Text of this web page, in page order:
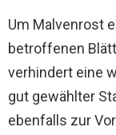
Um Malvenrost
betroffenen
verhindert eine
gut gewählter
ebenfalls zur